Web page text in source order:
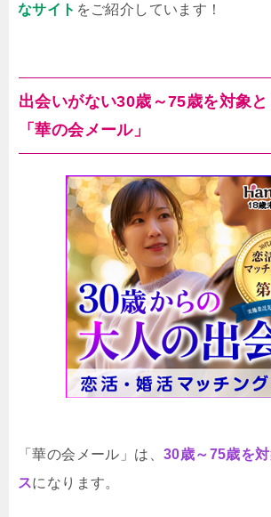
なサイト をご紹介しています！
出会いがない30歳～75歳を対象
「華の会メール」
「華の会メール」は、 30歳～75歳を
スになります。